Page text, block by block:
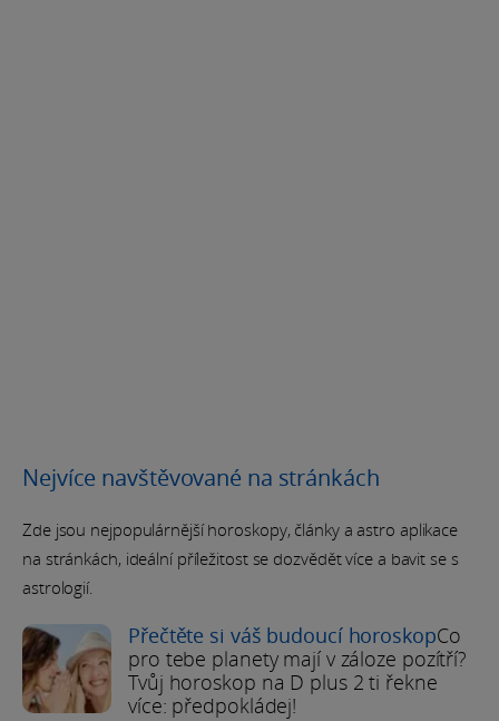
Nejvíce navštěvované na stránkách
Zde jsou nejpopulárnější horoskopy, články a astro aplikace
na stránkách, ideální příležitost se dozvědět více a bavit se s
astrologií.
Přečtěte si váš budoucí horoskopCo
pro tebe planety mají v záloze pozítří?
Tvůj horoskop na D plus 2 ti řekne
více: předpokládej!